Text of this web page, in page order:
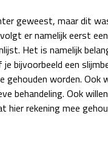
geweest, maar dit
er namelijk eerst
Het is namelijk
bijvoorbeeld een
gehouden worden.
behandeling. Ook
rekening mee